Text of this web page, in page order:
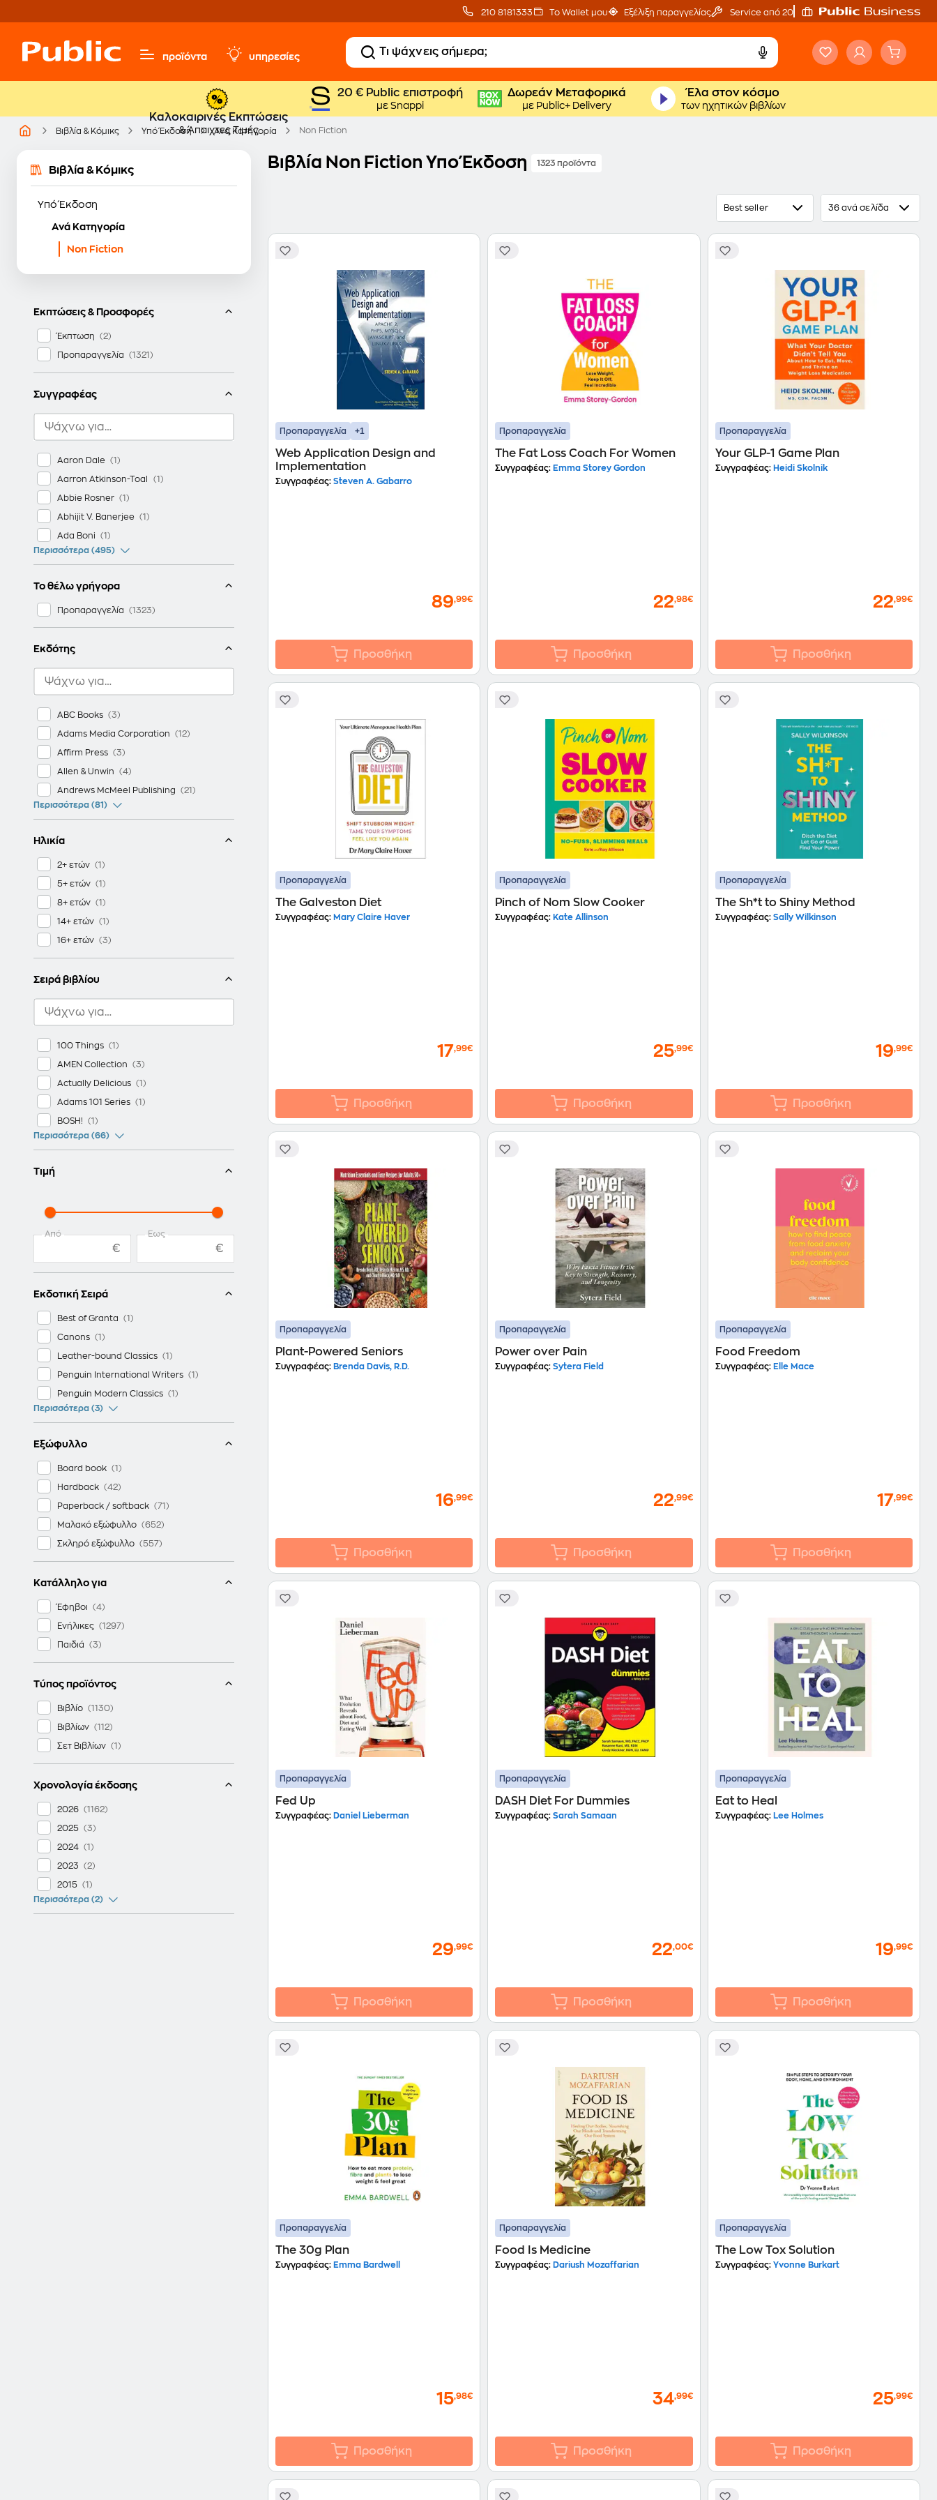
210 8181333 Το Wallet μου Εξέλιξη παραγγελίας Service από 20'
προϊόντα υπηρεσίες
Καλοκαιρινές Εκπτώσεις
& Άπαιχτες Τιμές
20 € Public επιστροφή
με Snappi
Δωρεάν Μεταφορικά
με Public+ Delivery
Έλα στον κόσμο
των ηχητικών βιβλίων
Βιβλία & Κόμικς Υπό Έκδοση Ανά Κατηγορία Non Fiction
Βιβλία & Κόμικς
Υπό Έκδοση
Ανά Κατηγορία
Non Fiction
Εκπτώσεις & Προσφορές
Έκπτωση
Προπαραγγελία
Συγγραφέας
Aaron Dale
Aarron Atkinson-Toal
Abbie Rosner
Abhijit V. Banerjee
Ada Boni
Περισσότερα (495)
Το θέλω γρήγορα
Προπαραγγελία
Εκδότης
ABC Books
Adams Media Corporation
Affirm Press
Allen & Unwin
Andrews McMeel Publishing
Περισσότερα (81)
Ηλικία
2+ ετών
5+ ετών
8+ ετών
14+ ετών
16+ ετών
Σειρά βιβλίου
100 Things
AMEN Collection
Actually Delicious
Adams 101 Series
BOSH!
Περισσότερα (66)
Τιμή
Από
€
Έως
€
Εκδοτική Σειρά
Best of Granta
Canons
Leather-bound Classics
Penguin International Writers
Penguin Modern Classics
Περισσότερα (3)
Εξώφυλλο
Board book
Hardback
Paperback / softback
Μαλακό εξώφυλλο
Σκληρό εξώφυλλο
Κατάλληλο για
Έφηβοι
Ενήλικες
Παιδιά
Τύπος προϊόντος
Βιβλίο
Βιβλίων
Σετ Βιβλίων
Χρονολογία έκδοσης
2026
2025
2024
2023
2015
Περισσότερα (2)
Βιβλία Non Fiction Υπο Έκδοση 1323 προϊόντα
Best seller 36 ανά σελίδα
Προπαραγγελία +1
Web Application Design and
Implementation
Συγγραφέας: Steven A. Gabarro
89,99€
Προσθήκη
Προπαραγγελία
The Fat Loss Coach For Women
Συγγραφέας: Emma Storey Gordon
22,98€
Προσθήκη
Προπαραγγελία
Your GLP-1 Game Plan
Συγγραφέας:Heidi Skolnik
22,99€
Προσθήκη
Προπαραγγελία
The Galveston Diet
Συγγραφέας: Mary Claire Haver
17,99€
Προσθήκη
Προπαραγγελία
Pinch of Nom Slow Cooker
Συγγραφέας: Kate Allinson
25,99€
Προσθήκη
Προπαραγγελία
The Sh*t to Shiny Method
Συγγραφέας:Sally Wilkinson
19,99€
Προσθήκη
Προπαραγγελία
Plant-Powered Seniors
Συγγραφέας: Brenda Davis, R.D.
16,99€
Προσθήκη
Προπαραγγελία
Power over Pain
Συγγραφέας: Sytera Field
22,99€
Προσθήκη
Προπαραγγελία
Food Freedom
Συγγραφέας:Elle Mace
17,99€
Προσθήκη
Προπαραγγελία
Fed Up
Συγγραφέας: Daniel Lieberman
29,99€
Προσθήκη
Προπαραγγελία
DASH Diet For Dummies
Συγγραφέας: Sarah Samaan
22,00€
Προσθήκη
Προπαραγγελία
Eat to Heal
Συγγραφέας:Lee Holmes
19,99€
Προσθήκη
Προπαραγγελία
The 30g Plan
Συγγραφέας: Emma Bardwell
15,98€
Προσθήκη
Προπαραγγελία
Food Is Medicine
Συγγραφέας: Dariush Mozaffarian
34,99€
Προσθήκη
Προπαραγγελία
The Low Tox Solution
Συγγραφέας:Yvonne Burkart
25,99€
Προσθήκη